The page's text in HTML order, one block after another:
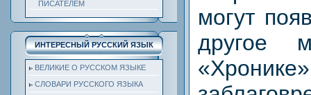
ПИСАТЕЛЕМ
ИНТЕРЕСНЫЙ РУССКИЙ ЯЗЫК
ВЕЛИКИЕ О РУССКОМ ЯЗЫКЕ
СЛОВАРИ РУССКОГО ЯЗЫКА
могут
другое